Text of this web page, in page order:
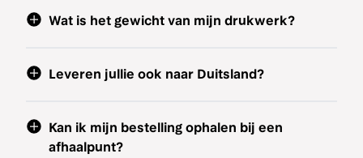
Wat is het gewicht van mijn drukwerk?
Leveren jullie ook naar Duitsland?
Kan ik mijn bestelling ophalen bij een
afhaalpunt?